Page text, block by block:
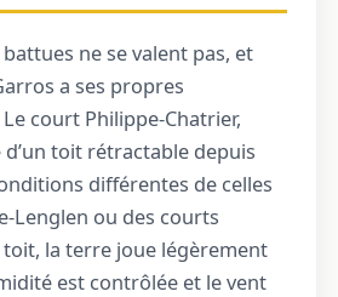
ne se valent pas, et
a ses propres
court Philippe-Chatrier,
toit rétractable depuis
différentes de celles
Lenglen ou des courts
toit, la terre joue légèrement
est contrôlée et le vent